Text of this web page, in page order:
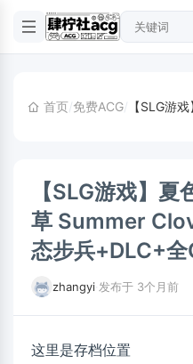
首页/免费ACG/
【SLG游戏】
草 Summer
态步兵+DLC+全
zhangyi 发布于 3个月前
这里是存档位置